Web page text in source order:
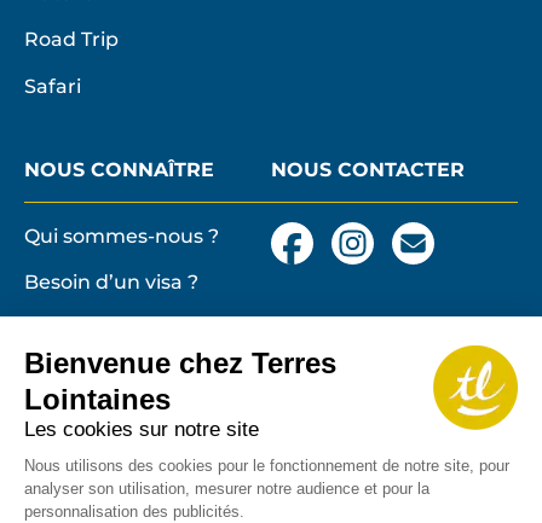
Bienvenue chez Terres
Lointaines
Les cookies sur notre site
Nous utilisons des cookies pour le fonctionnement de notre site, pour
analyser son utilisation, mesurer notre audience et pour la
personnalisation des publicités.
Road Trip
Safari
NOUS CONNAÎTRE
Qui sommes-nous ?
Besoin d’un visa ?
et particulières de
vente
Mentions légales,
Protection des
NOUS CONTACTER
FacebookInstagram
Nous
contacter
email
de